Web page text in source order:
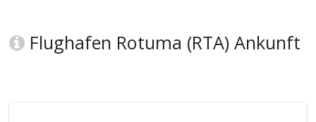
Flughafen Rotuma (RTA) Ankunft